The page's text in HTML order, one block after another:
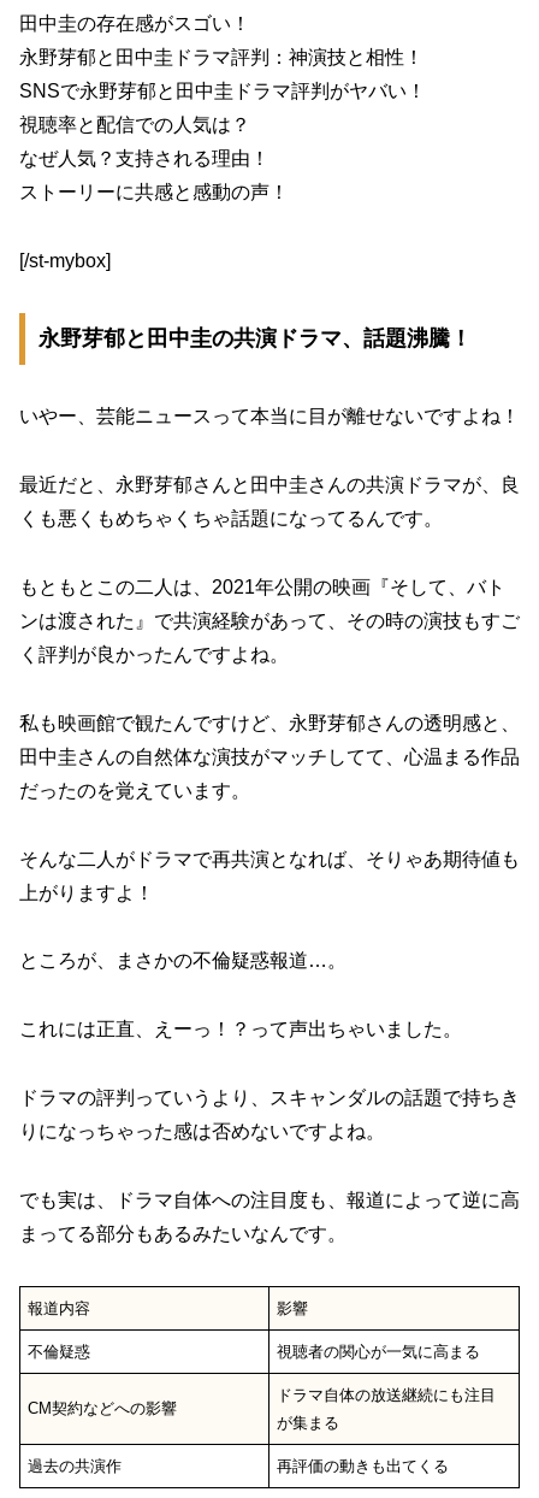
田中圭の存在感がスゴい！
永野芽郁と田中圭ドラマ評判：神演技と相性！
SNSで永野芽郁と田中圭ドラマ評判がヤバい！
視聴率と配信での人気は？
なぜ人気？支持される理由！
ストーリーに共感と感動の声！
[/st-mybox]
永野芽郁と田中圭の共演ドラマ、話題沸騰！
いやー、芸能ニュースって本当に目が離せないですよね！
最近だと、永野芽郁さんと田中圭さんの共演ドラマが、良
くも悪くもめちゃくちゃ話題になってるんです。
もともとこの二人は、2021年公開の映画『そして、バト
ンは渡された』で共演経験があって、その時の演技もすご
く評判が良かったんですよね。
私も映画館で観たんですけど、永野芽郁さんの透明感と、
田中圭さんの自然体な演技がマッチしてて、心温まる作品
だったのを覚えています。
そんな二人がドラマで再共演となれば、そりゃあ期待値も
上がりますよ！
ところが、まさかの不倫疑惑報道…。
これには正直、えーっ！？って声出ちゃいました。
ドラマの評判っていうより、スキャンダルの話題で持ちき
りになっちゃった感は否めないですよね。
でも実は、ドラマ自体への注目度も、報道によって逆に高
まってる部分もあるみたいなんです。
報道内容 影響
不倫疑惑 視聴者の関心が一気に高まる
CM契約などへの影響
ドラマ自体の放送継続にも注目
が集まる
過去の共演作 再評価の動きも出てくる